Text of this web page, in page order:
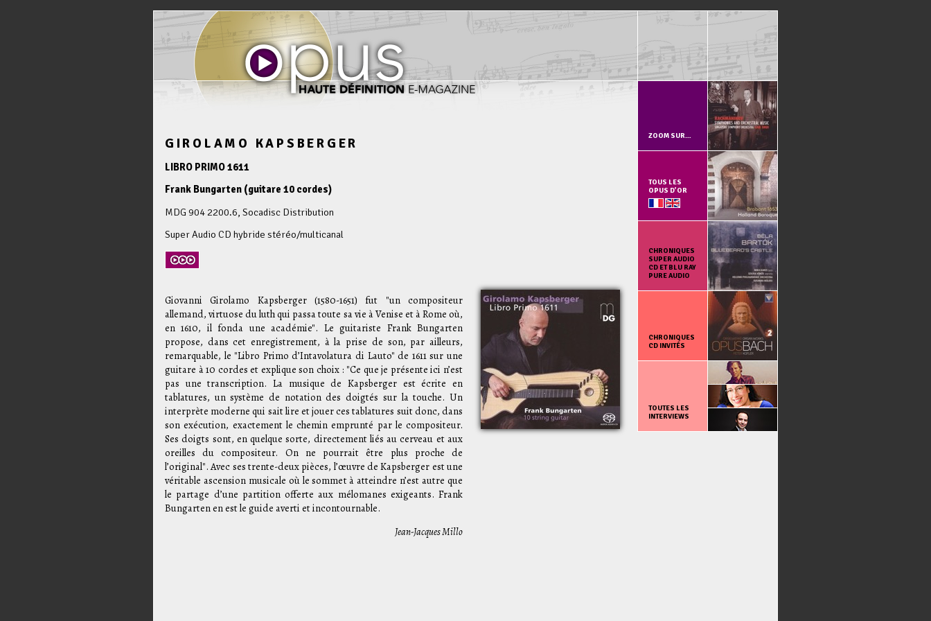
GIROLAMO KAPSBERGER
LIBRO PRIMO 1611
Frank Bungarten (guitare 10 cordes)
MDG 904 2200.6, Socadisc Distribution
Super Audio CD hybride stéréo/multicanal
Giovanni Girolamo Kapsberger (1580-1651) fut "un compositeur
allemand, virtuose du luth qui passa toute sa vie à Venise et à Rome où,
en 1610, il fonda une académie". Le guitariste Frank Bungarten
propose, dans cet enregistrement, à la prise de son, par ailleurs,
remarquable, le "Libro Primo d’Intavolatura di Lauto" de 1611 sur une
guitare à 10 cordes et explique son choix : "Ce que je présente ici n’est
pas une transcription. La musique de Kapsberger est écrite en
tablatures, un système de notation des doigtés sur la touche. Un
interprète moderne qui sait lire et jouer ces tablatures suit donc, dans
son exécution, exactement le chemin emprunté par le compositeur.
Ses doigts sont, en quelque sorte, directement liés au cerveau et aux
oreilles du compositeur. On ne pourrait être plus proche de
l’original". Avec ses trente-deux pièces, l’œuvre de Kapsberger est une
véritable ascension musicale où le sommet à atteindre n’est autre que
le partage d’une partition offerte aux mélomanes exigeants. Frank
Bungarten en est le guide averti et incontournable.
Jean-Jacques Millo
ZOOM SUR…
TOUS LES
OPUS D’OR
CHRONIQUES
SUPER AUDIO
CD ET BLU RAY
PURE AUDIO
CHRONIQUES
CD INVITÉS
TOUTES LES
INTERVIEWS